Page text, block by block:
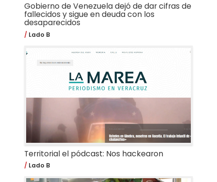
Gobierno de Venezuela dejó de dar cifras de
fallecidos y sigue en deuda con los
desaparecidos
Lado B
Territorial el pódcast: Nos hackearon
Lado B